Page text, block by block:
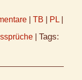
TB PL
Tags: